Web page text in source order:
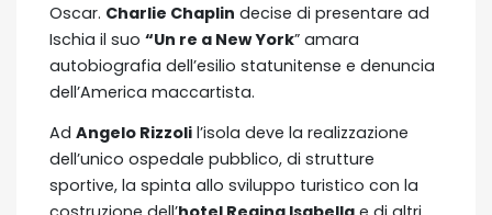
Oscar. Charlie Chaplin decise di presentare ad
Ischia il suo “Un re a New York” amara
autobiografia dell’esilio statunitense e denuncia
dell’America maccartista.
Ad Angelo Rizzoli l’isola deve la realizzazione
dell’unico ospedale pubblico, di strutture
sportive, la spinta allo sviluppo turistico con la